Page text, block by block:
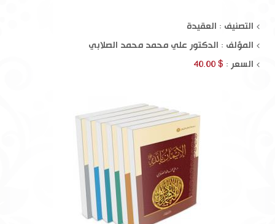
التصنيف : العقيدة
المؤلف : الدكتور علي محمد محمد الصلابي
السعر : $ 40.00